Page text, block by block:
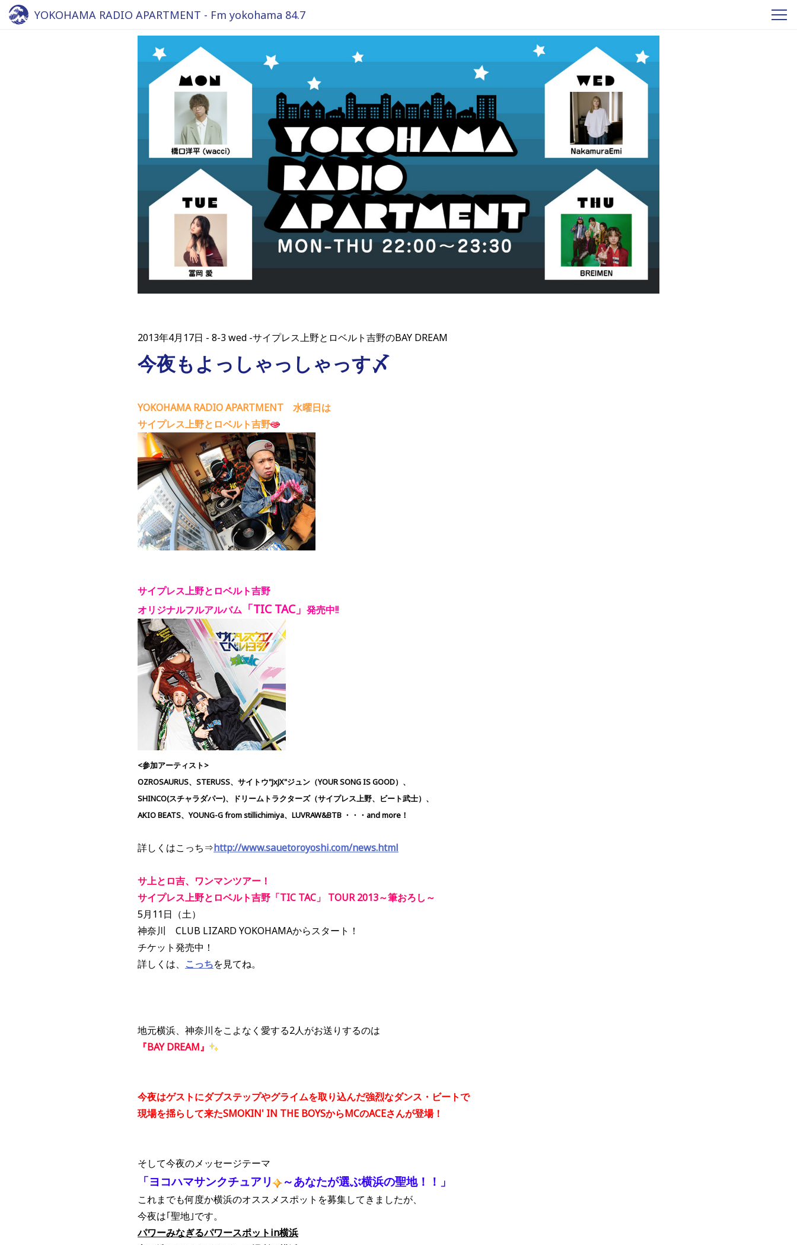
YOKOHAMA RADIO APARTMENT - Fm yokohama 84.7
2013年4月17日 8-3 wed -サイプレス上野とロベルト吉野のBAY DREAM
今夜もよっしゃっしゃっす〆
YOKOHAMA RADIO APARTMENT 水曜日は
サイプレス上野とロベルト吉野
サイプレス上野とロベルト吉野
オリジナルフルアルバム 「TIC TAC」 発売中!!
<参加アーティスト>
OZROSAURUS、STERUSS、サイトウ"JxJX"ジュン（YOUR SONG IS GOOD）、
SHINCO(スチャラダパー)、ドリームトラクターズ（サイプレス上野、ビート武士）、
AKIO BEATS、YOUNG-G from stillichimiya、LUVRAW&BTB ・・・and more！
詳しくはこっち⇒http://www.sauetoroyoshi.com/news.html
サ上とロ吉、ワンマンツアー！
サイプレス上野とロベルト吉野「TIC TAC」 TOUR 2013～筆おろし～
5月11日（土）
神奈川 CLUB LIZARD YOKOHAMAからスタート！
チケット発売中！
詳しくは、 こっちを見てね。
地元横浜、神奈川をこよなく愛する2人がお送りするのは
『BAY DREAM』
今夜はゲストにダブステップやグライムを取り込んだ強烈なダンス・ビートで
現場を揺らして来たSMOKIN' IN THE BOYSからMCのACEさんが登場！
そして今夜のメッセージテーマ
「ヨコハマサンクチュアリ ～あなたが選ぶ横浜の聖地！！」
これまでも何度か横浜のオススメスポットを募集してきましたが、
今夜は｢聖地｣です。
パワーみなぎるパワースポットin横浜